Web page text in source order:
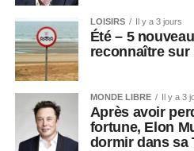
LOISIRS Il y a 3 jours
Été – 5
reconnaître sur
MONDE LIBRE Il y a 3
Après avoir
fortune, Elon
dormir dans sa